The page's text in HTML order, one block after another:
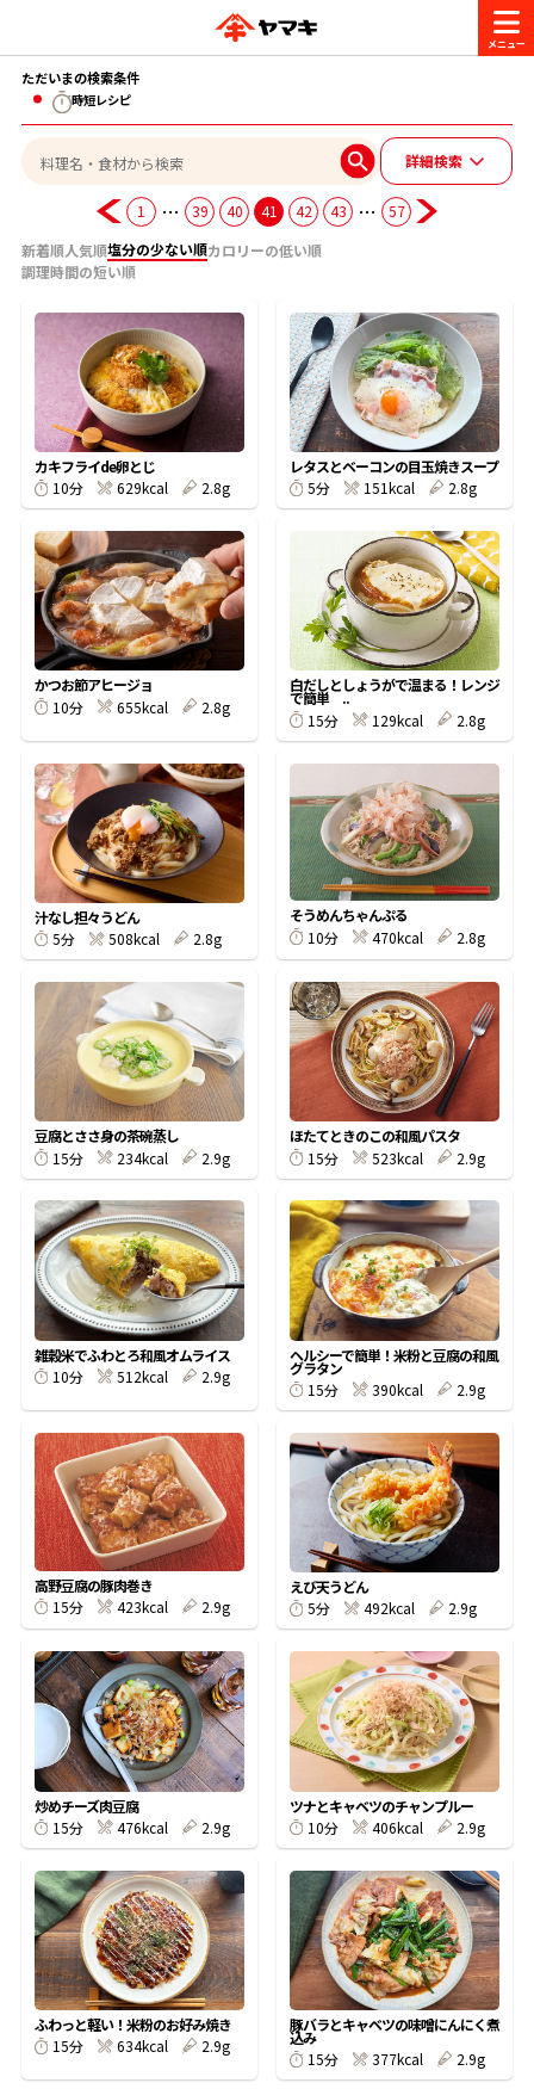
商品情報
ブランド一覧
ヤマキ『めんつゆ』 ヤマキ 割烹白だし
旨さ、別格。だし屋の鍋 韓福善シリーズ
サッと鍋® 楽チン鍋®
楽チン屋® ストレートつゆ
新鮮一番 『氷熟®』
『踊り節』
鰹節屋の
だしパック
だし粉
レシピ
おいしいレシピを探す
おいしいレシピトップ
主食レシピ
主菜レシピ
汁物レシピ
時短レシピ
かつお節レシピ
めんつゆレシピ
割烹白だしレシピ
レシピ特設サイト
割烹白だしレシピ特集
だし巻き卵特集
かつおだしが決め手！簡単茶碗蒸し
かつお節・だしを楽しむ
かつお節・だしを知る
だしの取り方
かつお節の削り方
かつお節・だしをもっと知る
ヤマキ かつお節プラス®
だしコミュ
CM・キャンペーン
キャンペーン一覧
企業・採用情報
企業情報
- 百年対話
- ヤマキ かつお節プラス®
採用情報
- ジョブリターン制
お問い合わせ
ヤマキお客様相談室
オンラインショップ
コミュニティサイト
Global
ただいまの検索条件
時短レシピ
詳細検索
1 … 39 40 41 42 43 …
57
新着順人気順塩分の少ない順カロリーの低い順
調理時間の短い順
カキフライde卵とじ
10分
629kcal 2.8g
レタスとベーコンの目玉焼きスープ
5分
151kcal 2.8g
かつお節アヒージョ
10分
655kcal 2.8g
白だしとしょうがで温まる！レンジ
で簡単 ..
15分
129kcal 2.8g
汁なし担々うどん
5分
508kcal 2.8g
そうめんちゃんぷる
10分
470kcal 2.8g
豆腐とささ身の茶碗蒸し
15分
234kcal 2.9g
ほたてときのこの和風パスタ
15分
523kcal 2.9g
雑穀米でふわとろ和風オムライス
10分
512kcal 2.9g
ヘルシーで簡単！米粉と豆腐の和風
グラタン
15分
390kcal 2.9g
高野豆腐の豚肉巻き
15分
423kcal 2.9g
えび天うどん
5分
492kcal 2.9g
炒めチーズ肉豆腐
15分
476kcal 2.9g
ツナとキャベツのチャンプルー
10分
406kcal 2.9g
ふわっと軽い！米粉のお好み焼き
15分
634kcal 2.9g
豚バラとキャベツの味噌にんにく煮
込み
15分
377kcal 2.9g